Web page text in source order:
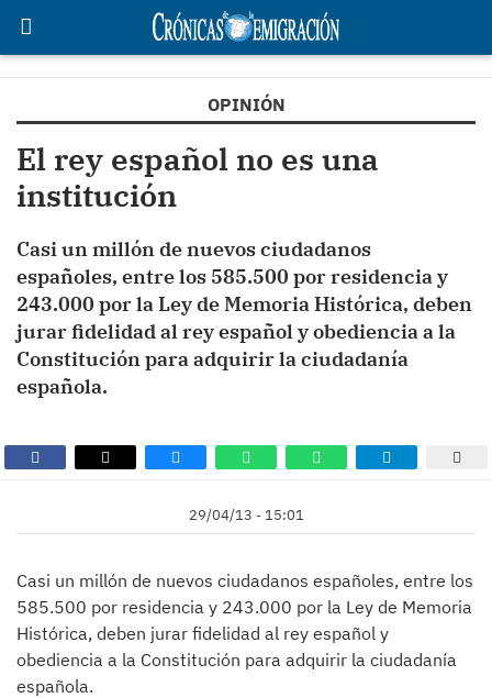
OPINIÓN
El rey español no es una
institución
Casi un millón de nuevos ciudadanos
españoles, entre los 585.500 por residencia y
243.000 por la Ley de Memoria Histórica, deben
jurar fidelidad al rey español y obediencia a la
Constitución para adquirir la ciudadanía
española.
29/04/13 - 15:01
Casi un millón de nuevos ciudadanos españoles, entre los
585.500 por residencia y 243.000 por la Ley de Memoria
Histórica, deben jurar fidelidad al rey español y
obediencia a la Constitución para adquirir la ciudadanía
española.